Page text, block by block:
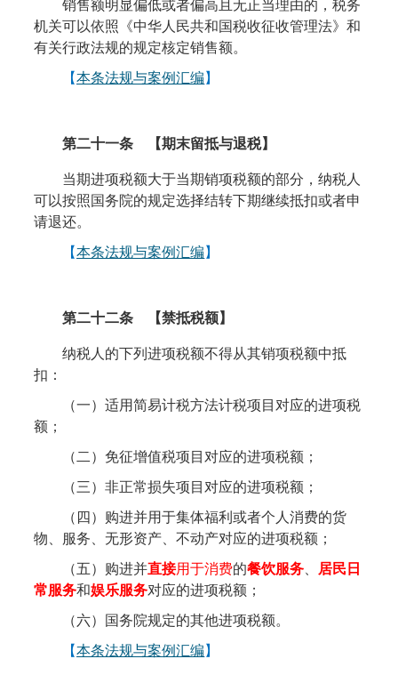
销售额明显偏低或者偏高且无正当理由的，税务
机关可以依照《中华人民共和国税收征收管理法》和
有关行政法规的规定核定销售额。
【本条法规与案例汇编 】
第二十一条 【期末留抵与退税】
当期进项税额大于当期销项税额的部分，纳税人
可以按照国务院的规定选择结转下期继续抵扣或者申
请退还。
【本条法规与案例汇编 】
第二十二条 【禁抵税额】
纳税人的下列进项税额不得从其销项税额中抵
扣：
（一）适用简易计税方法计税项目对应的进项税
额；
（二）免征增值税项目对应的进项税额；
（三）非正常损失项目对应的进项税额；
（四）购进并用于集体福利或者个人消费的货
物、服务、无形资产、不动产对应的进项税额；
（五）购进并直接用于消费的餐饮服务
居民日
常服务和娱乐服务对应的进项税额；
（六）国务院规定的其他进项税额。
【本条法规与案例汇编 】